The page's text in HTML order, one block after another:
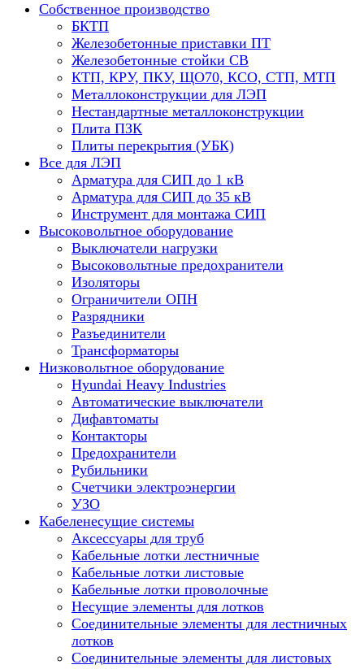
Собственное производство
БКТП
Железобетонные приставки ПТ
Железобетонные стойки СВ
КТП, КРУ, ПКУ, ЩО70, КСО, СТП, МТП
Металлоконструкции для ЛЭП
Нестандартные металлоконструкции
Плита ПЗК
Плиты перекрытия (УБК)
Все для ЛЭП
Арматура для СИП до 1 кВ
Арматура для СИП до 35 кВ
Инструмент для монтажа СИП
Высоковольтное оборудование
Выключатели нагрузки
Высоковольтные предохранители
Изоляторы
Ограничители ОПН
Разрядники
Разъединители
Трансформаторы
Низковольтное оборудование
Hyundai Heavy Industries
Автоматические выключатели
Дифавтоматы
Контакторы
Предохранители
Рубильники
Счетчики электроэнергии
УЗО
Кабеленесущие системы
Аксессуары для труб
Кабельные лотки лестничные
Кабельные лотки листовые
Кабельные лотки проволочные
Несущие элементы для лотков
Соединительные элементы для лестничных
лотков
Соединительные элементы для листовых